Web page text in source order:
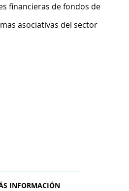
financieras de fondos de
asociativas del sector
INFORMACIÓN